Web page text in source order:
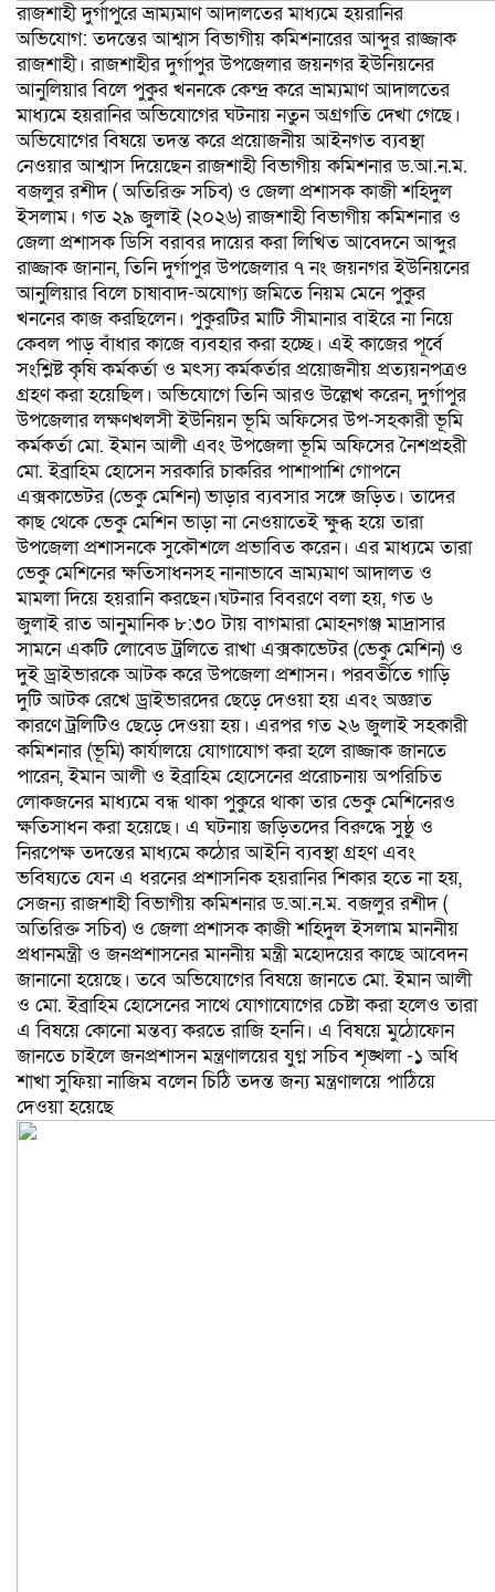
রাজশাহী দুর্গাপুরে ভ্রাম্যমাণ আদালতের মাধ্যমে হয়রানির
অভিযোগ: তদন্তের আশ্বাস বিভাগীয় কমিশনারের আব্দুর রাজ্জাক
রাজশাহী। রাজশাহীর দুর্গাপুর উপজেলার জয়নগর ইউনিয়নের
আনুলিয়ার বিলে পুকুর খননকে কেন্দ্র করে ভ্রাম্যমাণ আদালতের
মাধ্যমে হয়রানির অভিযোগের ঘটনায় নতুন অগ্রগতি দেখা গেছে।
অভিযোগের বিষয়ে তদন্ত করে প্রয়োজনীয় আইনগত ব্যবস্থা
নেওয়ার আশ্বাস দিয়েছেন রাজশাহী বিভাগীয় কমিশনার ড.আ.ন.ম.
বজলুর রশীদ ( অতিরিক্ত সচিব) ও জেলা প্রশাসক কাজী শহিদুল
ইসলাম। গত ২৯ জুলাই (২০২৬) রাজশাহী বিভাগীয় কমিশনার ও
জেলা প্রশাসক ডিসি বরাবর দায়ের করা লিখিত আবেদনে আব্দুর
রাজ্জাক জানান, তিনি দুর্গাপুর উপজেলার ৭ নং জয়নগর ইউনিয়নের
আনুলিয়ার বিলে চাষাবাদ-অযোগ্য জমিতে নিয়ম মেনে পুকুর
খননের কাজ করছিলেন। পুকুরটির মাটি সীমানার বাইরে না নিয়ে
কেবল পাড় বাঁধার কাজে ব্যবহার করা হচ্ছে। এই কাজের পূর্বে
সংশ্লিষ্ট কৃষি কর্মকর্তা ও মৎস্য কর্মকর্তার প্রয়োজনীয় প্রত্যয়নপত্রও
গ্রহণ করা হয়েছিল।​ অভিযোগে তিনি আরও উল্লেখ করেন, দুর্গাপুর
উপজেলার লক্ষণখলসী ইউনিয়ন ভূমি অফিসের উপ-সহকারী ভূমি
কর্মকর্তা মো. ইমান আলী এবং উপজেলা ভূমি অফিসের নৈশপ্রহরী
মো. ইব্রাহিম হোসেন সরকারি চাকরির পাশাপাশি গোপনে
এক্সকাভেটর (ভেকু মেশিন) ভাড়ার ব্যবসার সঙ্গে জড়িত। তাদের
কাছ থেকে ভেকু মেশিন ভাড়া না নেওয়াতেই ক্ষুব্ধ হয়ে তারা
উপজেলা প্রশাসনকে সুকৌশলে প্রভাবিত করেন। এর মাধ্যমে তারা
ভেকু মেশিনের ক্ষতিসাধনসহ নানাভাবে ভ্রাম্যমাণ আদালত ও
মামলা দিয়ে হয়রানি করছেন।​ঘটনার বিবরণে বলা হয়, গত ৬
জুলাই রাত আনুমানিক ৮:৩০ টায় বাগমারা মোহনগঞ্জ মাদ্রাসার
সামনে একটি লোবেড ট্রলিতে রাখা এক্সকাভেটর (ভেকু মেশিন) ও
দুই ড্রাইভারকে আটক করে উপজেলা প্রশাসন। পরবর্তীতে গাড়ি
দুটি আটক রেখে ড্রাইভারদের ছেড়ে দেওয়া হয় এবং অজ্ঞাত
কারণে ট্রলিটিও ছেড়ে দেওয়া হয়। এরপর গত ২৬ জুলাই সহকারী
কমিশনার (ভূমি) কার্যালয়ে যোগাযোগ করা হলে রাজ্জাক জানতে
পারেন, ইমান আলী ও ইব্রাহিম হোসেনের প্ররোচনায় অপরিচিত
লোকজনের মাধ্যমে বন্ধ থাকা পুকুরে থাকা তার ভেকু মেশিনেরও
ক্ষতিসাধন করা হয়েছে।​ এ ঘটনায় জড়িতদের বিরুদ্ধে সুষ্ঠু ও
নিরপেক্ষ তদন্তের মাধ্যমে কঠোর আইনি ব্যবস্থা গ্রহণ এবং
ভবিষ্যতে যেন এ ধরনের প্রশাসনিক হয়রানির শিকার হতে না হয়,
সেজন্য রাজশাহী বিভাগীয় কমিশনার ড.আ.ন.ম. বজলুর রশীদ (
অতিরিক্ত সচিব) ও জেলা প্রশাসক কাজী শহিদুল ইসলাম মাননীয়
প্রধানমন্ত্রী ও জনপ্রশাসনের মাননীয় মন্ত্রী মহোদয়ের কাছে আবেদন
জানানো হয়েছে।​ তবে অভিযোগের বিষয়ে জানতে মো. ইমান আলী
ও মো. ইব্রাহিম হোসেনের সাথে যোগাযোগের চেষ্টা করা হলেও তারা
এ বিষয়ে কোনো মন্তব্য করতে রাজি হননি। এ বিষয়ে মুঠোফোন
জানতে চাইলে জনপ্রশাসন মন্ত্রণালয়ের যুগ্ন সচিব শৃঙ্খলা -১ অধি
শাখা সুফিয়া নাজিম বলেন চিঠি তদন্ত জন্য মন্ত্রণালয়ে পাঠিয়ে
দেওয়া হয়েছে ​